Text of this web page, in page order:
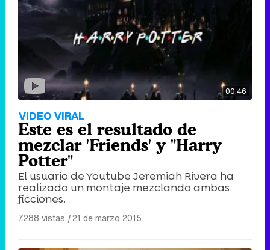
00:46
VIDEO VIRAL
Este es el resultado de
mezclar 'Friends' y "Harry
Potter"
El usuario de Youtube Jeremiah Rivera ha
realizado un montaje mezclando ambas
ficciones.
7.288 vistas |21 de marzo 2015